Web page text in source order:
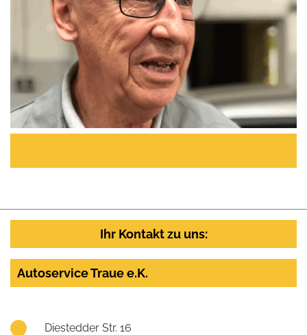
Ihr Kontakt zu uns:
Autoservice Traue e.K.
Diestedder Str. 16